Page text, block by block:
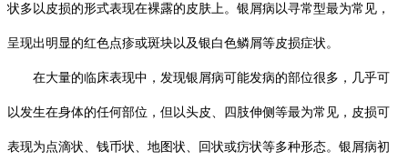
状多以皮损的形式表现在裸露的皮肤上。银屑病以寻常型最为常见，
呈现出明显的红色点疹或斑块以及银白色鳞屑等皮损症状。
在大量的临床表现中，发现银屑病可能发病的部位很多，几乎可
以发生在身体的任何部位，但以头皮、四肢伸侧等最为常见，皮损可
表现为点滴状、钱币状、地图状、回状或疠状等多种形态。银屑病初